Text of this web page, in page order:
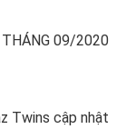
09/2020
Twins cập nhật